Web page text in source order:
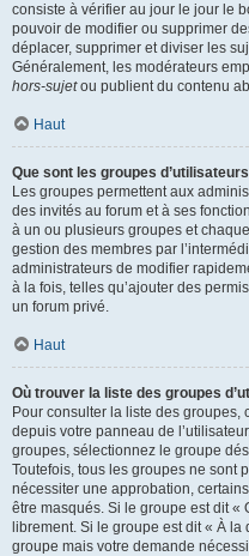
consiste à vérifier au jour le jour le
pouvoir de modifier ou supprimer
déplacer, supprimer et diviser les
Généralement, les modérateurs
hors-sujetou publient du contenu
Haut
Que sont les groupes
Les groupes permettent aux
des invités au forum et à ses
à un ou plusieurs groupes et
gestion des membres par
administrateurs de modifier
à la fois, telles qu’ajouter des
un forum privé.
Haut
Où trouver la liste des groupes
Pour consulter la liste des groupes,
depuis votre panneau de
groupes, sélectionnez le groupe
Toutefois, tous les groupes ne sont
nécessiter une approbation,
être masqués. Si le groupe est dit «
librement. Si le groupe est dit « À
groupe mais votre demande